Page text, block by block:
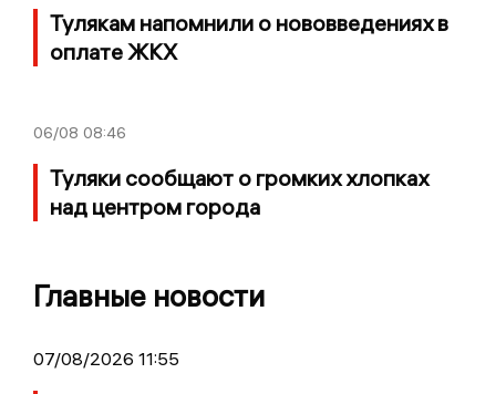
Тулякам напомнили о нововведениях в
оплате ЖКХ
06/08 08:46
Туляки сообщают о громких хлопках
над центром города
Главные новости
07/08/2026 11:55